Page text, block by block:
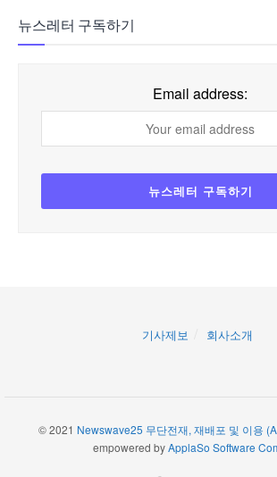
뉴스레터 구독하기
Email address:
기사제보 회사소개
© 2021 Newswave25 무단전재, 재배포 및 이용
empowered byApplaSo Software